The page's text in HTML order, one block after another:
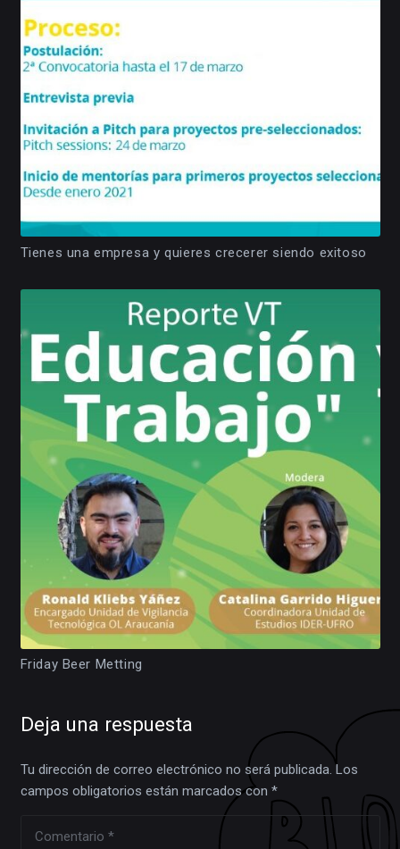
Tienes una empresa y quieres crecerer siendo exitoso
Friday Beer Metting
Deja una respuesta
Tu dirección de correo electrónico no será publicada. Los
campos obligatorios están marcados con *